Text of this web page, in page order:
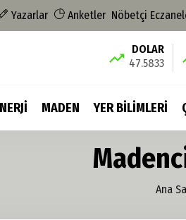
Yazarlar Anketler Nöbetçi
DOLAR
47.5833
MADEN YER BİLİMLERİ
Ana